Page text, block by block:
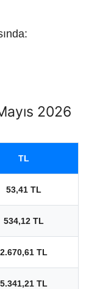
2026
TL
53,41 TL
534,12 TL
2.670,61 TL
5.341,21 TL